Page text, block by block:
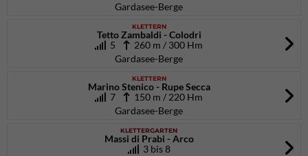
Gardasee-Berge
KLETTERN
Tetto Zambaldi - Colodri
5
260 m / 300 Hm
Gardasee-Berge
KLETTERN
Marino Stenico - Rupe Secca
7
150 m / 220 Hm
Gardasee-Berge
KLETTERGARTEN
Massi di Prabi - Arco
3 bis 8